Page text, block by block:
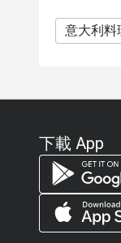
15分鐘
4. 不同
6. 優惠
7. 特殊
8. 如有
9. 折扣
10. 晚
意大利料
下載 App